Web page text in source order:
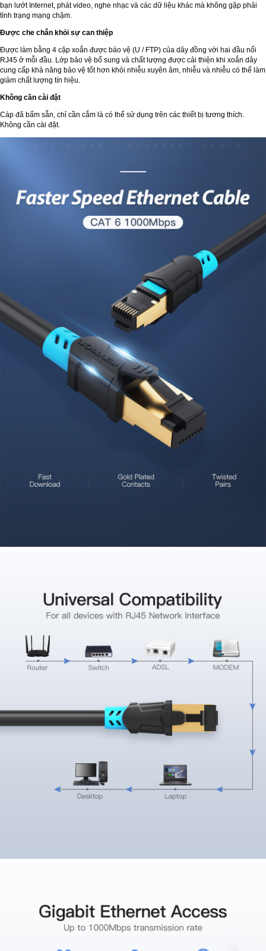
bạn lướt Internet, phát video, nghe nhạc và các dữ liệu khác mà không gặp phải
tình trạng mạng chậm.
Được che chắn khỏi sự can thiệp
Được làm bằng 4 cặp xoắn được bảo vệ (U / FTP) của dây đồng với hai đầu nối
RJ45 ở mỗi đầu. Lớp bảo vệ bổ sung và chất lượng được cải thiện khi xoắn dây
cung cấp khả năng bảo vệ tốt hơn khỏi nhiễu xuyên âm, nhiễu và nhiễu có thể làm
giảm chất lượng tín hiệu.
Không cần cài đặt
Cáp đã bấm sẵn, chỉ cần cắm là có thể sử dụng trên các thiết bị tương thích.
Không cần cài đặt.